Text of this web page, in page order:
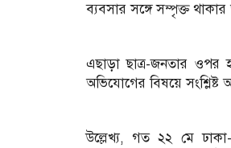
ব্যবসার সঙ্গে সম্পৃক্ত
এছাড়া ছাত্র-জনতার ওপর
অভিযোগের বিষয়ে সংশ্লিষ্ট
উল্লেখ্য, গত ২২ মে